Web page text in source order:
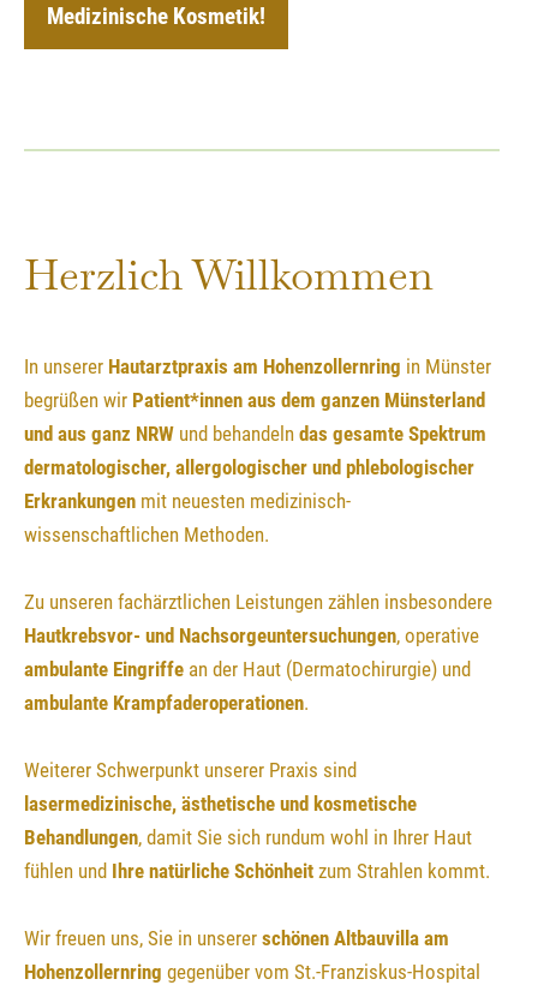
Medizinische Kosmetik!
Herzlich Willkommen
In unserer Hautarztpraxis am Hohenzollernring in Münster
begrüßen wirPatient*innen aus dem ganzen Münsterland
und aus ganz NRWund behandeln das gesamte Spektrum
dermatologischer, allergologischer und phlebologischer
Erkrankungenmit neuesten medizinisch-
wissenschaftlichen Methoden.
Zu unseren fachärztlichen Leistungen zählen insbesondere
Hautkrebsvor- und Nachsorgeuntersuchungen, operative
ambulante Eingriffean der Haut (Dermatochirurgie) und
ambulante Krampfaderoperationen.
Weiterer Schwerpunkt unserer Praxis sind
lasermedizinische, ästhetische und kosmetische
Behandlungen, damit Sie sich rundum wohl in Ihrer Haut
fühlen und Ihre natürliche Schönheit zum Strahlen kommt.
Wir freuen uns, Sie in unsererschönen Altbauvilla am
Hohenzollernring gegenüber vom St.-Franziskus-Hospital